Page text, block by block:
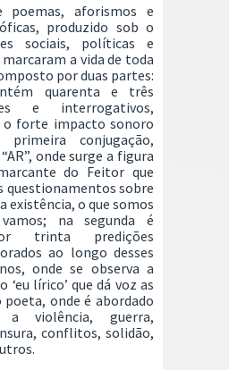
aforismos e
produzido sob o
sociais, políticas e
a vida de toda
por duas partes:
quarenta e três
e interrogativos,
o forte impacto sonoro
conjugação,
onde surge a figura
do Feitor que
questionamentos sobre
existência, o que somos
na segunda é
trinta predições
ao longo desses
onde se observa a
‘eu lírico’ que dá voz as
poeta, onde é abordado
a violência, guerra,
conflitos, solidão,